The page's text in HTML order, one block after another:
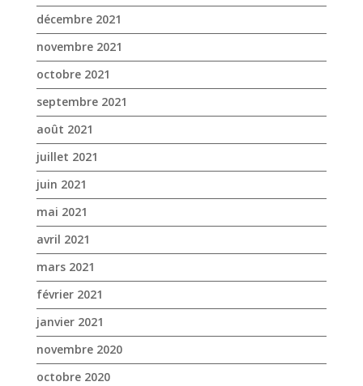
décembre 2021
novembre 2021
octobre 2021
septembre 2021
août 2021
juillet 2021
juin 2021
mai 2021
avril 2021
mars 2021
février 2021
janvier 2021
novembre 2020
octobre 2020